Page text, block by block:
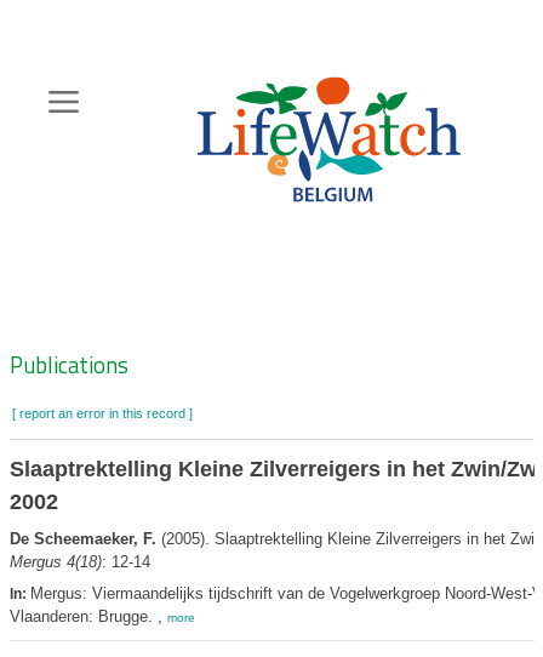
content
Zoeknavigatie
Publications
[ report an error in this record ]
Slaaptrektelling Kleine Zilverreigers in het Zwin/
2002
De Scheemaeker, F. (2005). Slaaptrektelling Kleine Zilverreigers in het
Mergus 4(18): 12-14
In: Mergus: Viermaandelijks tijdschrift van de Vogelwerkgroep Noord-West-
Vlaanderen: Brugge. , more